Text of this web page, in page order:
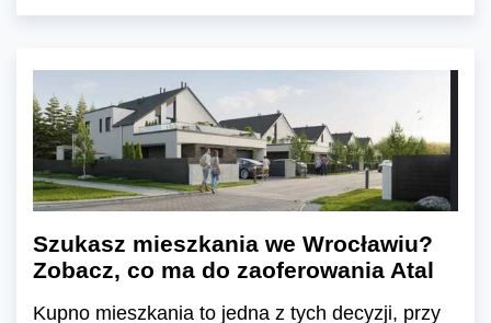
Szukasz mieszkania we Wrocławiu?
Zobacz, co ma do zaoferowania Atal
Kupno mieszkania to jedna z tych decyzji, przy